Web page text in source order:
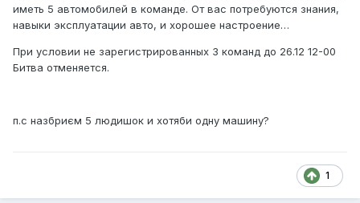
иметь 5 автомобилей в команде. От вас потребуются знания,
навыки эксплуатации авто, и хорошее настроение…
При условии не зарегистрированных 3 команд до 26.12 12-00
Битва отменяется.
п.с назбриєм 5 людишок и хотяби одну машину?
1